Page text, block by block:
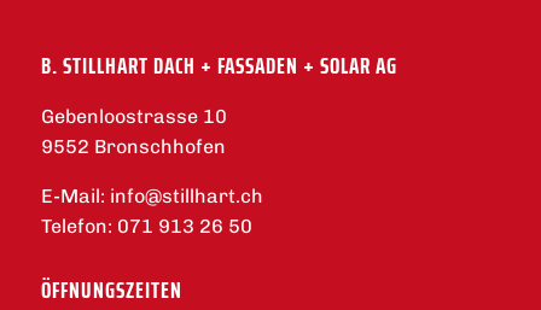
B. STILLHART DACH + FASSADEN + SOLAR AG
Gebenloostrasse 10
9552 Bronschhofen
E-Mail: info@stillhart.ch
Telefon: 071 913 26 50
ÖFFNUNGSZEITEN